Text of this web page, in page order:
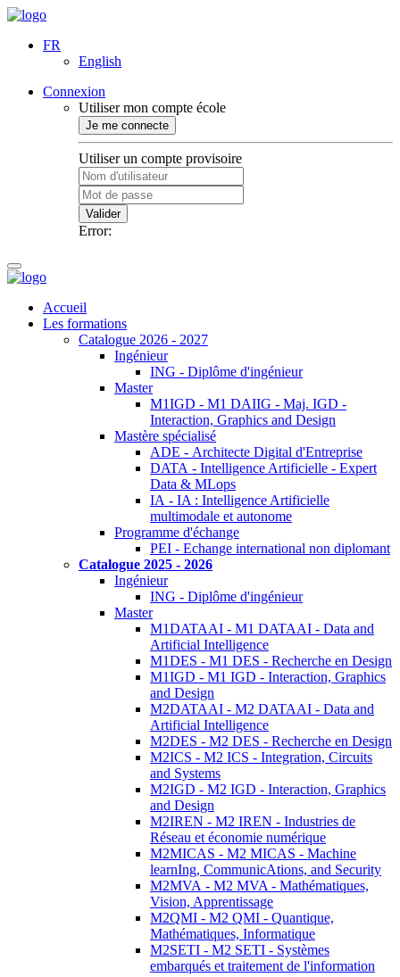
FR
English
Connexion
Utiliser mon compte école
Je me connecte
Utiliser un compte provisoire
Valider
Error:
Accueil
Les formations
Catalogue 2026 - 2027
Ingénieur
ING - Diplôme d'ingénieur
Master
M1IGD - M1 DAIIG - Maj. IGD -
Interaction, Graphics and Design
Mastère spécialisé
ADE - Architecte Digital d'Entreprise
DATA - Intelligence Artificielle - Expert
Data & MLops
IA - IA : Intelligence Artificielle
multimodale et autonome
Programme d'échange
PEI - Echange international non diplomant
Catalogue 2025 - 2026
Ingénieur
ING - Diplôme d'ingénieur
Master
M1DATAAI - M1 DATAAI - Data and
Artificial Intelligence
M1DES - M1 DES - Recherche en Design
M1IGD - M1 IGD - Interaction, Graphics
and Design
M2DATAAI - M2 DATAAI - Data and
Artificial Intelligence
M2DES - M2 DES - Recherche en Design
M2ICS - M2 ICS - Integration, Circuits
and Systems
M2IGD - M2 IGD - Interaction, Graphics
and Design
M2IREN - M2 IREN - Industries de
Réseau et économie numérique
M2MICAS - M2 MICAS - Machine
learnIng, CommunicAtions, and Security
M2MVA - M2 MVA - Mathématiques,
Vision, Apprentissage
M2QMI - M2 QMI - Quantique,
Mathématiques, Informatique
M2SETI - M2 SETI - Systèmes
embarqués et traitement de l'information